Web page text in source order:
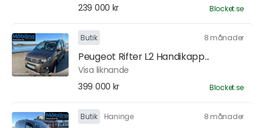
239 000 kr
Blocket.se
Butik 8 månader
Peugeot Rifter L2 Handikapp...
Visa liknande
399 000 kr
Blocket.se
Butik Haninge 8 månader